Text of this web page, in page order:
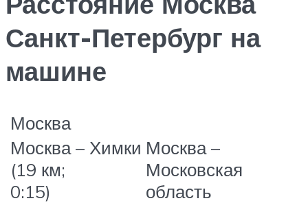
Санкт-Петербург на
машине
Москва
Москва – Химки
(19 км;
0:15)
Москва –
Московская
область